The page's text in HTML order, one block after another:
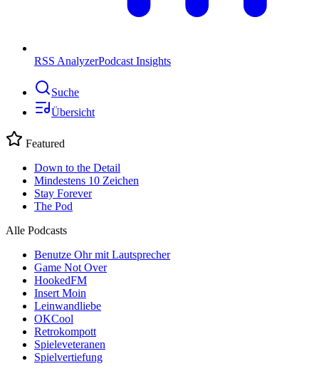
RSS AnalyzerPodcast Insights
Suche
Übersicht
Featured
Down to the Detail
Mindestens 10 Zeichen
Stay Forever
The Pod
Alle Podcasts
Benutze Ohr mit Lautsprecher
Game Not Over
HookedFM
Insert Moin
Leinwandliebe
OKCool
Retrokompott
Spieleveteranen
Spielvertiefung